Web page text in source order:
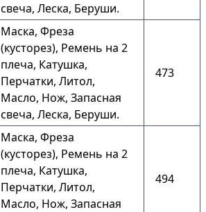
свеча, Леска, Беруши.
Маска, Фреза
(кусторез), Ремень на 2
плеча, Катушка,
Перчатки, Литол,
Масло, Нож, Запасная
свеча, Леска, Беруши.
473
Маска, Фреза
(кусторез), Ремень на 2
плеча, Катушка,
Перчатки, Литол,
Масло, Нож, Запасная
494